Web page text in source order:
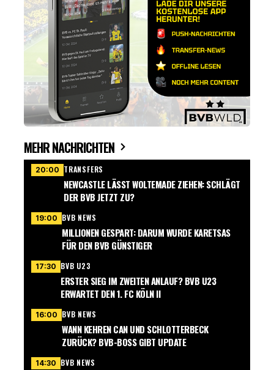
MEHR NACHRICHTEN
20:00 TRANSFERS
NEWCASTLE LÄSST WOLTEMADE ZIEHEN: SCHLÄGT
DER BVB JETZT ZU?
19:00 BVB NEWS
MILLIONEN GESPART: DARUM WURDE KARETSAS
FÜR DEN BVB GÜNSTIGER
17:30 BVB U23
ERSTER SIEG IM ZWEITEN ANLAUF? BVB U23
ERWARTET DEN 1. FC KÖLN II
16:00 BVB NEWS
WANN KEHREN CAN UND SCHLOTTERBECK
ZURÜCK? BVB-BOSS GIBT UPDATE
14:30 BVB NEWS